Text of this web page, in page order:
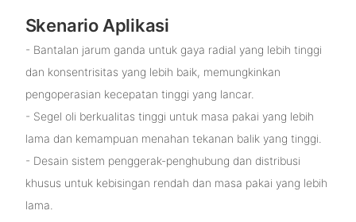
Skenario Aplikasi
- Bantalan jarum ganda untuk gaya radial yang lebih tinggi
dan konsentrisitas yang lebih baik, memungkinkan
pengoperasian kecepatan tinggi yang lancar.
- Segel oli berkualitas tinggi untuk masa pakai yang lebih
lama dan kemampuan menahan tekanan balik yang tinggi.
- Desain sistem penggerak-penghubung dan distribusi
khusus untuk kebisingan rendah dan masa pakai yang lebih
lama.